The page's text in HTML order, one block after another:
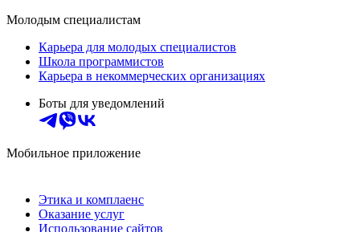
Молодым специалистам
Карьера для молодых специалистов
Школа программистов
Карьера в некоммерческих организациях
Боты для уведомлений
Мобильное приложение
Этика и комплаенс
Оказание услуг
Использование сайтов